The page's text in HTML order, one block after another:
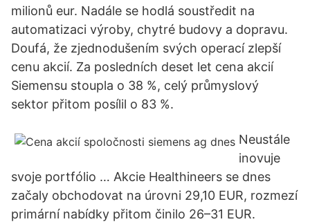
milionů eur. Nadále se hodlá soustředit na
automatizaci výroby, chytré budovy a dopravu.
Doufá, že zjednodušením svých operací zlepší
cenu akcií. Za posledních deset let cena akcií
Siemensu stoupla o 38 %, celý průmyslový
sektor přitom posílil o 83 %.
Neustále
inovuje
svoje portfólio … Akcie Healthineers se dnes
začaly obchodovat na úrovni 29,10 EUR, rozmezí
primární nabídky přitom činilo 26–31 EUR.